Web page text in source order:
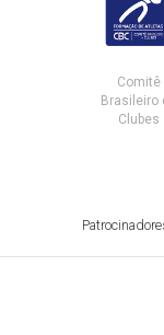
Comitê
Brasileiro
Clubes